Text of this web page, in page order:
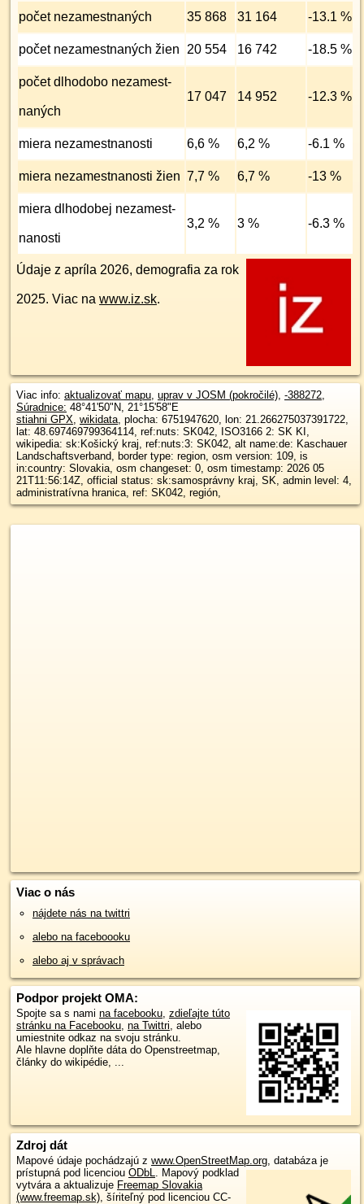
počet nezamest­naných 35 868 31 164 -13.1 %
počet nezamest­naných žien 20 554 16 742 -18.5 %
počet dlhodobo nezamest­
naných
17 047 14 952 -12.3 %
miera nezamest­nanosti 6,6 % 6,2 % -6.1 %
miera nezamest­nanosti žien 7,7 % 6,7 % -13 %
miera dlhodobej nezamest­
nanosti
3,2 % 3 % -6.3 %
Údaje z apríla 2026, demografia za rok
2025. Viac na www.iz.sk.
Viac info: aktualizovať mapu, uprav v JOSM (pokročilé), -388272,
Súradnice: 48°41'50"N, 21°15'58"E
stiahni GPX, wikidata, plocha: 6751947620, lon: 21.266275037391722,
lat: 48.697469799364114, ref:nuts: SK042, ISO3166 2: SK KI,
wikipedia: sk:Košický kraj, ref:nuts:3: SK042, alt name:de: Kaschauer
Landschaftsverband, border type: region, osm version: 109, is
in:country: Slovakia, osm changeset: 0, osm timestamp: 2026 05
21T11:56:14Z, official status: sk:samosprávny kraj, SK, admin level: 4,
administratívna hranica, ref: SK042, región,
Viac o nás
nájdete nás na twittri
alebo na faceboooku
alebo aj v správach
Podpor projekt OMA:
Spojte sa s nami na facebooku, zdieľajte túto
stránku na Facebooku, na Twittri, alebo
umiestnite odkaz na svoju stránku.
Ale hlavne doplňte dáta do Openstreetmap,
články do wikipédie, ...
Zdroj dát
Mapové údaje pochádzajú z www.OpenStreetMap.org , databáza je
prístupná pod licenciou ODbL
Mapový podklad
vytvára a aktualizuje Freemap Slovakia
(www.freemap.sk) , šíriteľný pod licenciou CC-